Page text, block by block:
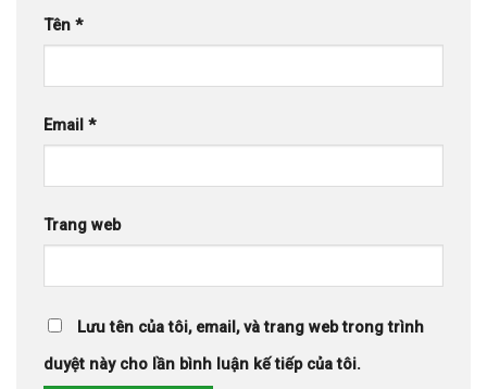
Tên *
Email *
Trang web
Lưu tên của tôi, email, và trang web trong trình
duyệt này cho lần bình luận kế tiếp của tôi.